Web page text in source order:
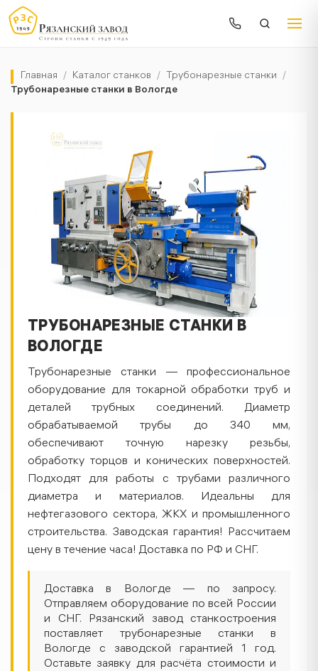
Главная / Каталог станков / Трубонарезные станки /
Трубонарезные станки в Вологде
ТРУБОНАРЕЗНЫЕ СТАНКИ В
ВОЛОГДЕ
Трубонарезные станки — профессиональное
оборудование для токарной обработки труб и
деталей трубных соединений. Диаметр
обрабатываемой трубы до 340 мм,
обеспечивают точную нарезку резьбы,
обработку торцов и конических поверхностей.
Подходят для работы с трубами различного
диаметра и материалов. Идеальны для
нефтегазового сектора, ЖКХ и промышленного
строительства. Заводская гарантия! Рассчитаем
цену в течение часа! Доставка по РФ и СНГ.
Доставка в Вологде — по запросу.
Отправляем оборудование по всей России
и СНГ. Рязанский завод станкостроения
поставляет трубонарезные станки в
Вологде с заводской гарантией 1 год.
Оставьте заявку для расчёта стоимости и